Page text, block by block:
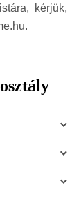
kérjük,